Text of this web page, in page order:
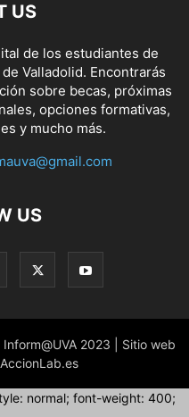
US
de los estudiantes de
Valladolid. Encontrarás
sobre becas, próximas
opciones formativas,
y mucho más.
US
2023 | Sitio web
normal; font-weight: 400;